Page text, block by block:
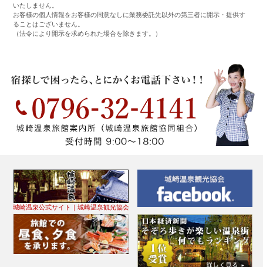
いたしません。
お客様の個人情報をお客様の同意なしに業務委託先以外の第三者に開示・提供す
ることはございません。
（法令により開示を求められた場合を除きます。）
城崎温泉公式サイト｜城崎温泉観光協会